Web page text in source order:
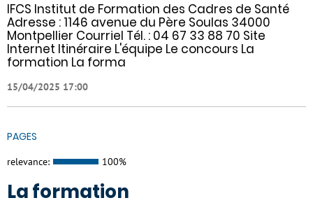
IFCS Institut de Formation des Cadres de Santé
Adresse : 1146 avenue du Père Soulas 34000
Montpellier Courriel Tél. : 04 67 33 88 70 Site
Internet Itinéraire L'équipe Le concours La
formation La forma
15/04/2025 17:00
PAGES
relevance: 100%
La formation